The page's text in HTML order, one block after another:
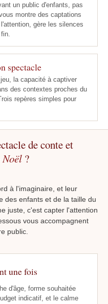
un public d'enfants, pas
montre des captations
gère les silences
spectacle
la capacité à captiver
des contextes proches du
repères simples pour
de conte et
?
à l'imaginaire, et leur
des enfants et de la taille du
juste, c'est capter l'attention
vous accompagnent
public.
une fois
d'âge, forme souhaitée
indicatif, et le calme